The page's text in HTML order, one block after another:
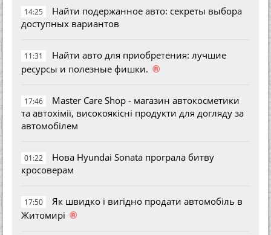
14:25
Найти подержанное авто: секреты выбора
доступных вариантов
11:31
Найти авто для приобретения: лучшие
ресурсы и полезные фишки. ®
17:46
Master Care Shop - магазин автокосметики
та автохімії, високоякісні продукти для догляду за
автомобілем
01:22
Нова Hyundai Sonata програла битву
кросоверам
17:50
Як швидко і вигідно продати автомобіль в
Житомирі ®